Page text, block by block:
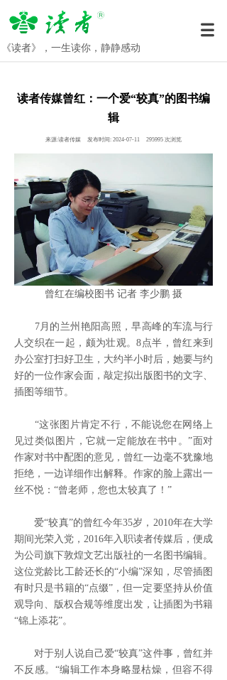
《读者》，一生读你，静静感动
读者传媒曾红：一个爱“较真”的图书编
辑
来源:读者传媒 发布时间: 2024-07-11 295995 次浏览
曾红在编校图书 记者 李少鹏 摄
7月的兰州艳阳高照，早高峰的车流与行
人交织在一起，颇为壮观。8点半，曾红来到
办公室打扫好卫生，大约半小时后，她要与约
好的一位作家会面，敲定拟出版图书的文字、
插图等细节。
“这张图片肯定不行，不能说您在网络上
见过类似图片，它就一定能放在书中。”面对
作家对书中配图的意见，曾红一边毫不犹豫地
拒绝，一边详细作出解释。作家的脸上露出一
丝不悦：“曾老师，您也太较真了！”
爱“较真”的曾红今年35岁，2010年在大学
期间光荣入党，2016年入职读者传媒后，便成
为公司旗下敦煌文艺出版社的一名图书编辑。
这位党龄比工龄还长的“小编”深知，尽管插图
有时只是书籍的“点缀”，但一定要坚持从价值
观导向、版权合规等维度出发，让插图为书籍
“锦上添花”。
对于别人说自己爱“较真”这件事，曾红并
不反感。“编辑工作本身略显枯燥，但容不得